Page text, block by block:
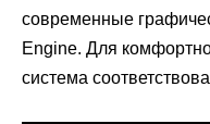
современные
Engine. Для
система